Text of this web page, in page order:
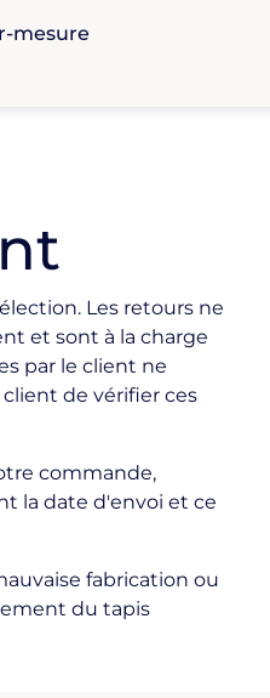
mesure
Les retours ne
et sont à la charge
par le client ne
de vérifier ces
commande,
la date d'envoi et ce
fabrication ou
du tapis